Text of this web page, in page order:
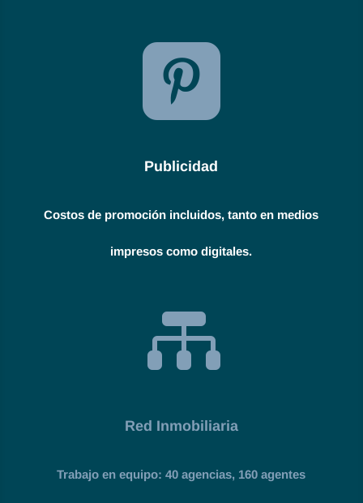

Publicidad
Costos de promoción incluidos, tanto en medios
impresos como digitales.

Red Inmobiliaria
Trabajo en equipo: 40 agencias, 160 agentes